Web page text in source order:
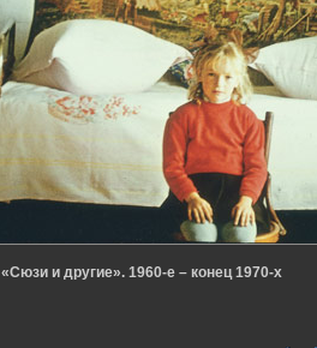
и другие». 1960-е – конец 1970-х